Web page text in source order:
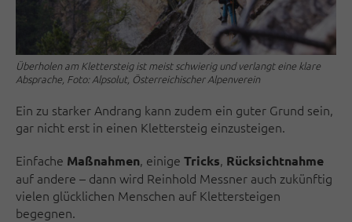
Überholen am Klettersteig ist meist schwierig und verlangt eine klare
Absprache, Foto: Alpsolut, Österreichischer Alpenverein
Ein zu starker An­drang kann zudem ein guter Grund sein,
gar nicht erst in einen Klettersteig einzusteigen.
Einfache Maßnahmen, einige Tricks, Rücksicht­nahme
auf andere – dann wird Reinhold Messner auch zukünftig
vielen glücklichen Menschen auf Klettersteigen
begegnen.